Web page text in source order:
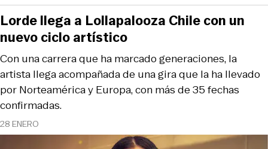
28 ENERO
Con una carrera que ha marcado generaciones, la
artista llega acompañada de una gira que la ha llevado
por Norteamérica y Europa, con más de 35 fechas
confirmadas.
Lorde llega a Lollapalooza Chile con un
nuevo ciclo artístico